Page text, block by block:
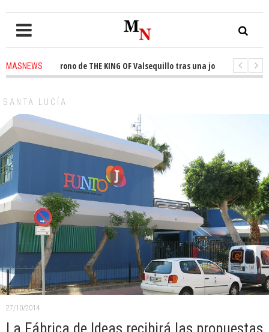
MASNEWS
el trono de THE KING OF Valsequillo tras una jornada de baloncesto
SANTA LUCÍA
27/10/2014